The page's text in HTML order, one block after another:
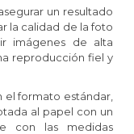
un resultado
la calidad de la foto
imágenes de alta
reproducción fiel y
el formato estándar,
al papel con un
con las medidas